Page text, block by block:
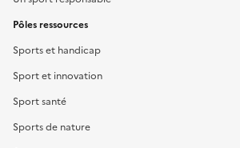
Pôles ressources
Sports et handicap
Sport et innovation
Sport santé
Sports de nature